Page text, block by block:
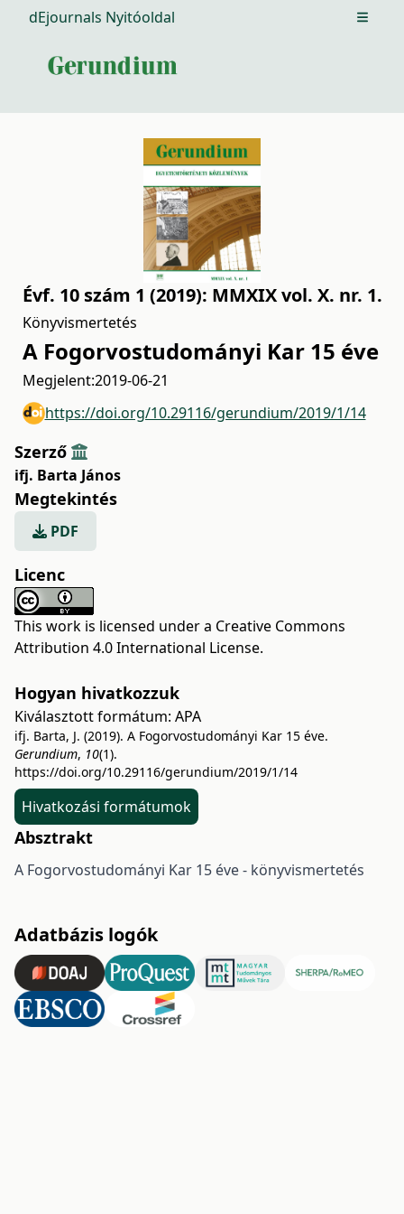
dEjournals Nyitóoldal Open
Évf. 10 szám 1 (2019): MMXIX vol. X. nr. 1.
Könyvismertetés
A Fogorvostudományi Kar 15 éve
Megjelent:2019-06-21
https://doi.org/10.29116/gerundium/2019/1/14
Szerző
ifj. Barta János
Megtekintés
PDF
Licenc
This work is licensed under a Creative Commons
Attribution 4.0 International License.
Hogyan hivatkozzuk
Kiválasztott formátum: APA
ifj. Barta, J. (2019). A Fogorvostudományi Kar 15 éve.
Gerundium, 10(1).
https://doi.org/10.29116/gerundium/2019/1/14
Hivatkozási formátumok
Absztrakt
A Fogorvostudományi Kar 15 éve - könyvismertetés
Adatbázis logók